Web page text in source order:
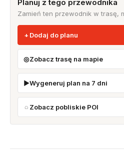
Planuj z tego przewodnika
Zamień ten przewodnik w trasę,
Dodaj do planu
Zobacz trasę na mapie
Wygeneruj plan na 7 dni
Zobacz pobliskie POI